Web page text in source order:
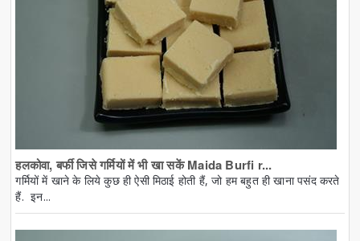
हलकोवा, बर्फी जिसे गर्मियों में भी खा सकें Maida Burfi r...
गर्मियों में खाने के लिये कुछ ही ऐसी मिठाई होती हैं, जो हम बहुत ही खाना पसंद करते
हैं. इन...